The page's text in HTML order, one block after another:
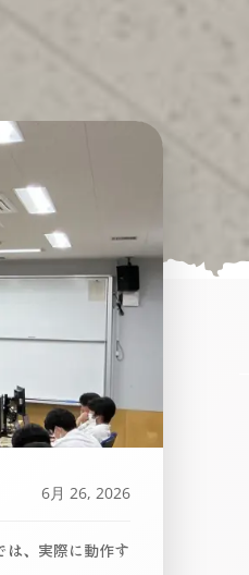
6月 26, 2026
、実際に動作す